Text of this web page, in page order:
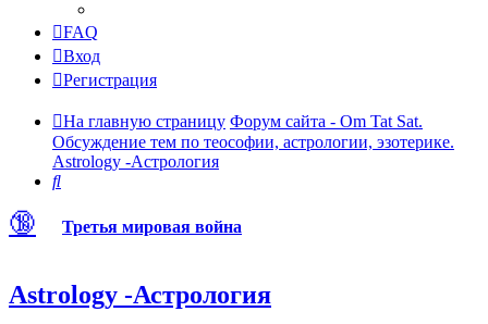
FAQ
Вход
Регистрация
На главную страницу Форум сайта - Om Tat Sat.
Обсуждение тем по теософии, астрологии, эзотерике.
Astrology -Астрология
Поиск
🔞 Третья мировая война
Astrology -Астрология